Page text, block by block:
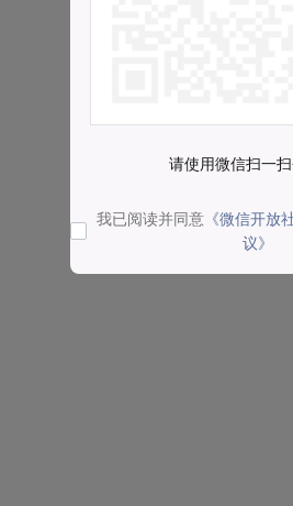
请使用微信扫一
我已阅读并同意 《微信开放
议》